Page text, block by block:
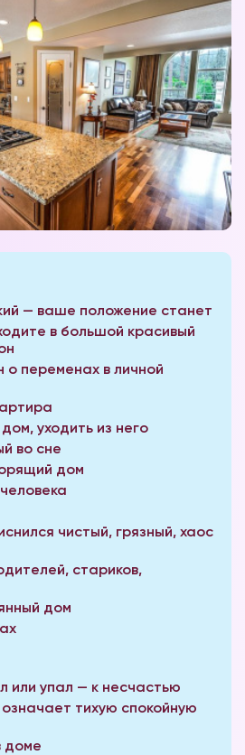
— ваше положение станет
в большой красивый
переменах в личной
уходить из него
во сне
дом
чистый, грязный, хаос
стариков,
дом
или упал — к несчастью
тихую спокойную
доме